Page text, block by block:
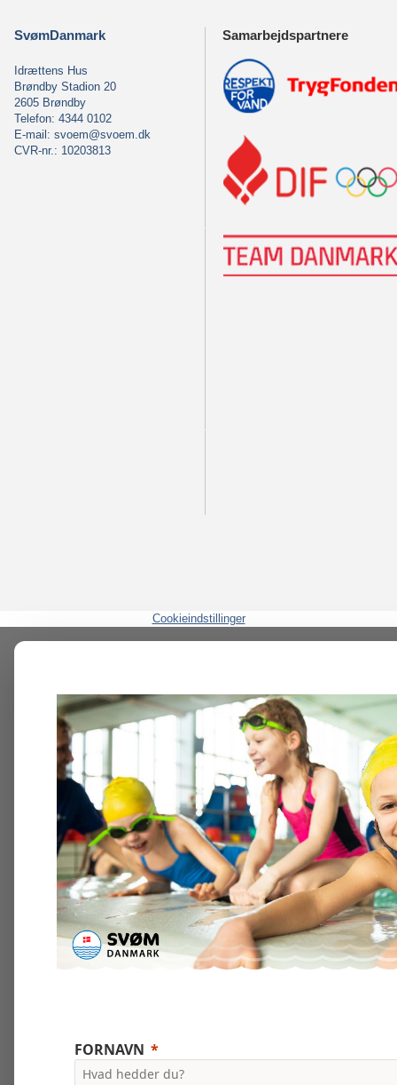
SvømDanmark
Idrættens Hus
Brøndby Stadion 20
2605 Brøndby
Telefon: 4344 0102
E-mail: svoem@svoem.dk
CVR-nr.: 10203813
Samarbejdspartnere
Cookieindstillinger
FORNAVN